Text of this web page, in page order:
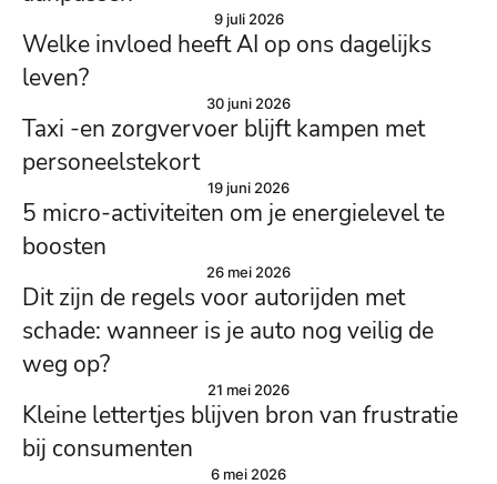
9 juli 2026
Welke invloed heeft AI op ons dagelijks
leven?
30 juni 2026
Taxi -en zorgvervoer blijft kampen met
personeelstekort
19 juni 2026
5 micro-activiteiten om je energielevel te
boosten
26 mei 2026
Dit zijn de regels voor autorijden met
schade: wanneer is je auto nog veilig de
weg op?
21 mei 2026
Kleine lettertjes blijven bron van frustratie
bij consumenten
6 mei 2026